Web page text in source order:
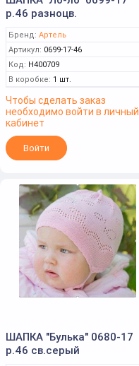
р.46 разноцв.
Бренд: Артель
Артикул: 0699-17-46
Код: Н400709
В коробке: 1 шт.
Чтобы сделать заказ
необходимо войти в личный
кабинет
Войти
ШАПКА "Булька" 0680-17
р.46 св.серый